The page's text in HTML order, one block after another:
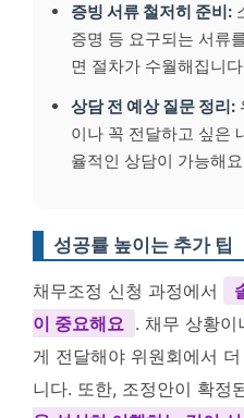
증빙 서류 철저히 준비:
증명 등 요구되는 서류
면 절차가 수월해집니
상담 전 예상 질문 정리:
이나 꼭 전달하고 싶은
율적인 상담이 가능해
성공률 높이는 추가 팁
채무조정 신청 과정에서
이 중요해요 . 채무 상황
게 전달해야 위원회에서
니다. 또한, 조정안이 확정